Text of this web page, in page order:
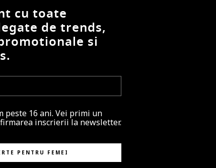
cu toate
de trends,
si
peste 16 ani. Vei primi un
inscrierii la newsletter.
PENTRU FEMEI